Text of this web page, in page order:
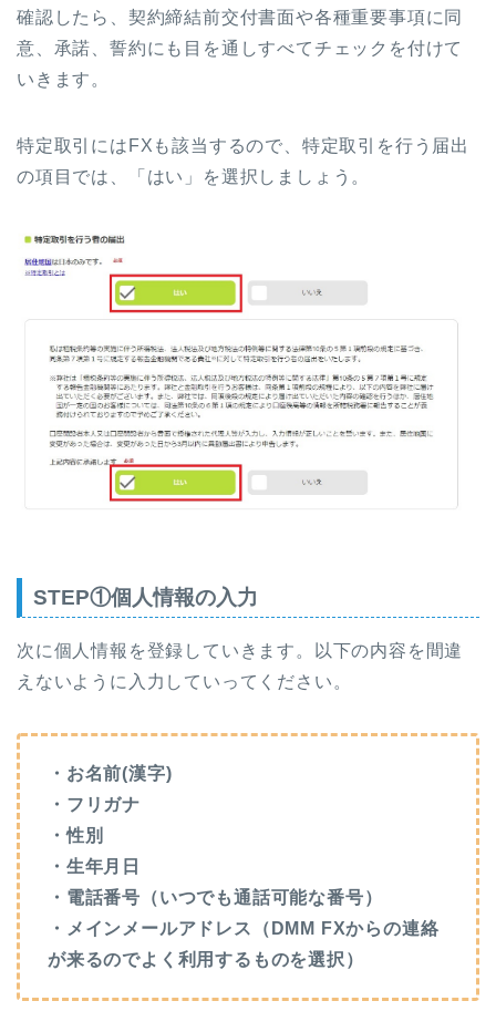
確認したら、契約締結前交付書面や各種重要事項に同
意、承諾、誓約にも目を通しすべてチェックを付けて
いきます。
特定取引にはFXも該当するので、特定取引を行う届出
の項目では、「はい」を選択しましょう。
STEP①個人情報の入力
次に個人情報を登録していきます。以下の内容を間違
えないように入力していってください。
・お名前(漢字)
・フリガナ
・性別
・生年月日
・電話番号（いつでも通話可能な番号）
・メインメールアドレス（DMM FXからの連絡
が来るのでよく利用するものを選択）